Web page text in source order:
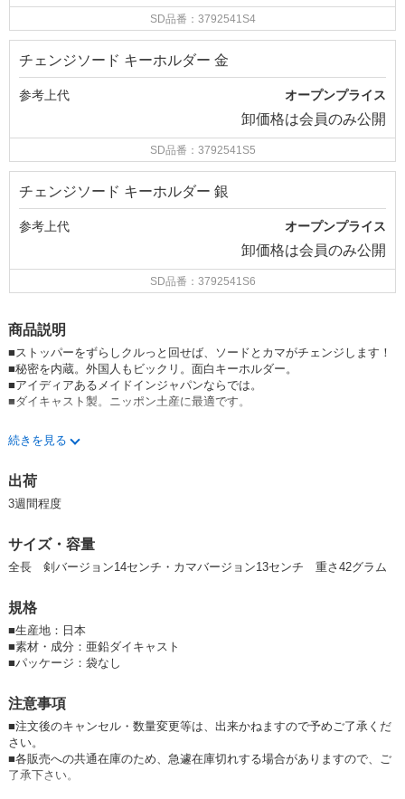
SD品番：3792541S4
チェンジソード キーホルダー 金
参考上代 オープンプライス
卸価格は会員のみ公開
SD品番：3792541S5
チェンジソード キーホルダー 銀
参考上代 オープンプライス
卸価格は会員のみ公開
SD品番：3792541S6
商品説明
■ストッパーをずらしクルっと回せば、ソードとカマがチェンジします！
■秘密を内蔵。外国人もビックリ。面白キーホルダー。
■アイディアあるメイドインジャパンならでは。
■ダイキャスト製。ニッポン土産に最適です。
■掲載納期より早く出荷できる場合は、出来るだけ速やかに発送致しま
す。
※2025.5.22 新価格になりました。
j2GuvYh-DaM,G-oleI5uat0
続きを見る
出荷
3週間程度
サイズ・容量
全長 剣バージョン14センチ・カマバージョン13センチ 重さ42グラム
規格
■生産地：日本
■素材・成分：亜鉛ダイキャスト
■パッケージ：袋なし
注意事項
■注文後のキャンセル・数量変更等は、出来かねますので予めご了承くだ
さい。
■各販売への共通在庫のため、急遽在庫切れする場合がありますので、ご
了承下さい。